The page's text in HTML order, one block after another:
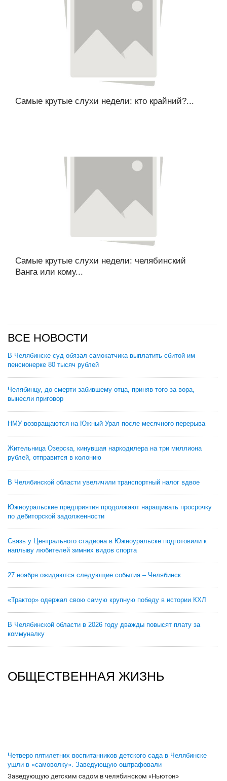
Самые крутые слухи недели: кто крайний?...
Самые крутые слухи недели: челябинский
Ванга или кому...
ВСЕ НОВОСТИ
В Челябинске суд обязал самокатчика выплатить сбитой им
пенсионерке 80 тысяч рублей
Челябинцу, до смерти забившему отца, приняв того за вора,
вынесли приговор
НМУ возвращаются на Южный Урал после месячного перерыва
Жительница Озерска, кинувшая наркодилера на три миллиона
рублей, отправится в колонию
В Челябинской области увеличили транспортный налог вдвое
Южноуральские предприятия продолжают наращивать просрочку
по дебиторской задолженности
Связь у Центрального стадиона в Южноуральске подготовили к
наплыву любителей зимних видов спорта
27 ноября ожидаются следующие события – Челябинск
«Трактор» одержал свою самую крупную победу в истории КХЛ
В Челябинской области в 2026 году дважды повысят плату за
коммуналку
ОБЩЕСТВЕННАЯ ЖИЗНЬ
Четверо пятилетних воспитанников детского сада в Челябинске
ушли в «самоволку». Заведующую оштрафовали
Заведующую детским садом в челябинском «Ньютон»